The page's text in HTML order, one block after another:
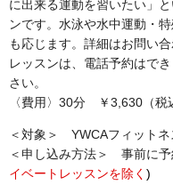
に出来る運動を習いたい」
ンです。水泳や水中運動・
も応じます。詳細はお問い
レッスンは、電話予約はで
さい。
〈費用〉30分 ￥3,630（税
＜対象＞ YWCAフィット
＜申し込み方法＞ 事前に
イベートレッスンを除く )